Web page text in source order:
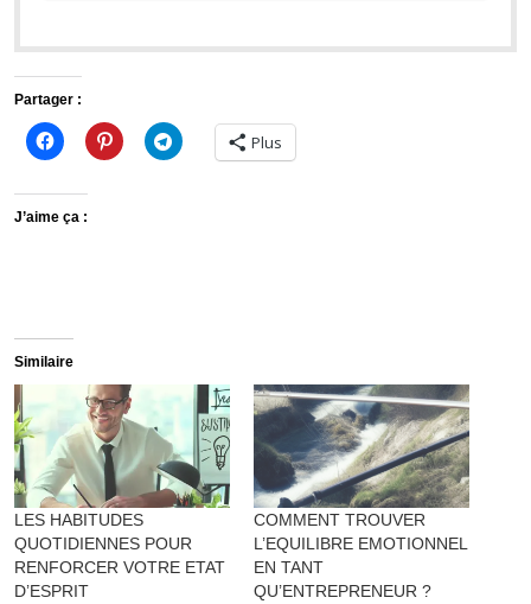
Partager :
Plus
J’aime ça :
Similaire
LES HABITUDES
QUOTIDIENNES POUR
RENFORCER VOTRE ETAT
D’ESPRIT
COMMENT TROUVER
L’EQUILIBRE EMOTIONNEL
EN TANT
QU’ENTREPRENEUR ?